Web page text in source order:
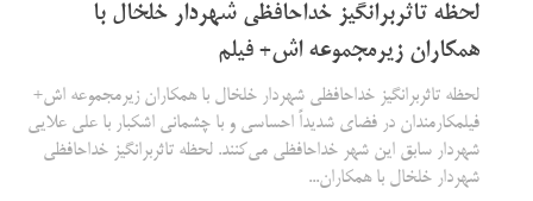
لحظه تاثربرانگیز خداحافظی شهردار خلخال با
همکاران زیرمجموعه اش+ فیلم
لحظه تاثربرانگیز خداحافظی شهردار خلخال با همکاران زیرمجموعه اش+
فیلمکارمندان در فضای شدیداً احساسی و با چشمانی اشکبار با علی علایی
شهردار سابق این شهر خداحافظی می‌کنند. لحظه تاثربرانگیز خداحافظی
شهردار خلخال با همکاران...